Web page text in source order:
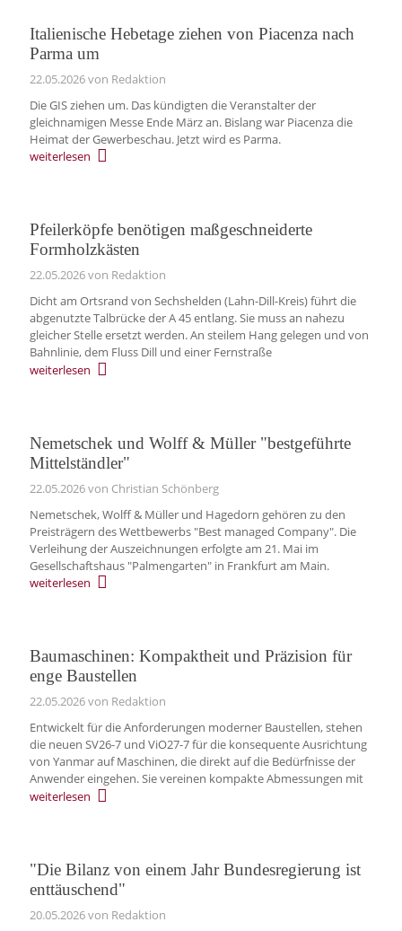
Italienische Hebetage ziehen von Piacenza nach
Parma um
22.05.2026von Redaktion
Die GIS ziehen um. Das kündigten die Veranstalter der
gleichnamigen Messe Ende März an. Bislang war Piacenza die
Heimat der Gewerbeschau. Jetzt wird es Parma.
weiterlesen
Pfeilerköpfe benötigen maßgeschneiderte
Formholzkästen
22.05.2026von Redaktion
Dicht am Ortsrand von Sechshelden (Lahn-Dill-Kreis) führt die
abgenutzte Talbrücke der A 45 entlang. Sie muss an nahezu
gleicher Stelle ersetzt werden. An steilem Hang gelegen und von
Bahnlinie, dem Fluss Dill und einer Fernstraße
weiterlesen
Nemetschek und Wolff & Müller "bestgeführte
Mittelständler"
22.05.2026von Christian Schönberg
Nemetschek, Wolff & Müller und Hagedorn gehören zu den
Preisträgern des Wettbewerbs "Best managed Company". Die
Verleihung der Auszeichnungen erfolgte am 21. Mai im
Gesellschaftshaus "Palmengarten" in Frankfurt am Main.
weiterlesen
Baumaschinen: Kompaktheit und Präzision für
enge Baustellen
22.05.2026von Redaktion
Entwickelt für die Anforderungen moderner Baustellen, stehen
die neuen SV26-7 und ViO27-7 für die konsequente Ausrichtung
von Yanmar auf Maschinen, die direkt auf die Bedürfnisse der
Anwender eingehen. Sie vereinen kompakte Abmessungen mit
weiterlesen
"Die Bilanz von einem Jahr Bundesregierung ist
enttäuschend"
20.05.2026von Redaktion